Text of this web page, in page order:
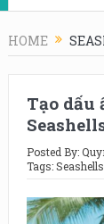
HOME
Tạo
Posted By:
Tags: